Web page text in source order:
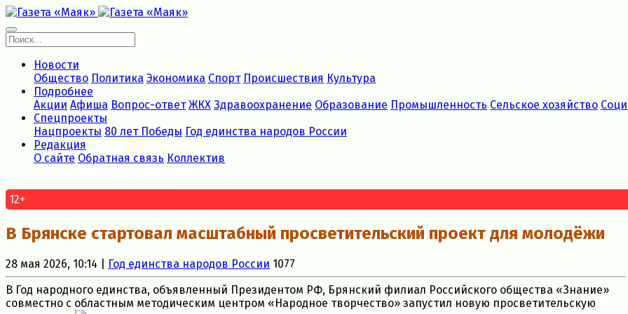
Новости
Общество Политика Экономика Спорт Происшествия Культура
Подробнее
Акции Афиша Вопрос-ответ ЖКХ Здравоохранение Образование Промышленность Сельское хозяйство
Спецпроекты
Нацпроекты 80 лет Победы Год единства народов России
Редакция
О сайте Обратная связь Коллектив
12+
В Брянске стартовал масштабный просветительский проект для молодёжи
28 мая 2026, 10:14 | Год единства народов России 1077
В Год народного единства, объявленный Президентом РФ, Брянский филиал Российского общества «Знание»
совместно с областным методическим центром «Народное творчество» запустил новую просветительскую